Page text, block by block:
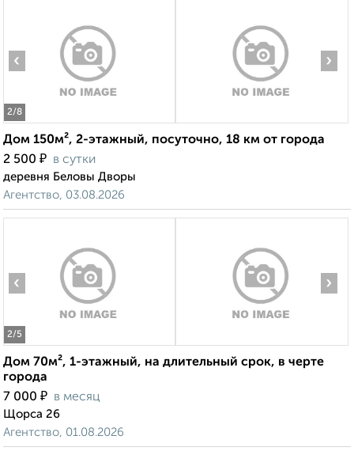
2/8
‹ ›
Дом 150м², 2-этажный, посуточно, 18 км от города
2 500 ₽ в сутки
деревня Беловы Дворы
Агентство, 03.08.2026
2/5
‹ ›
Дом 70м², 1-этажный, на длительный срок, в черте
города
7 000 ₽ в месяц
Щорса 26
Агентство, 01.08.2026